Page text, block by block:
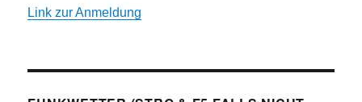
Link zur Anmeldung